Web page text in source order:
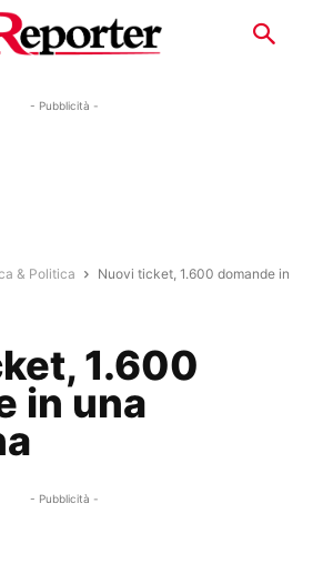
- Pubblicità -
& Politica
Nuovi ticket, 1.600 domande in
1.600
in una
- Pubblicità -